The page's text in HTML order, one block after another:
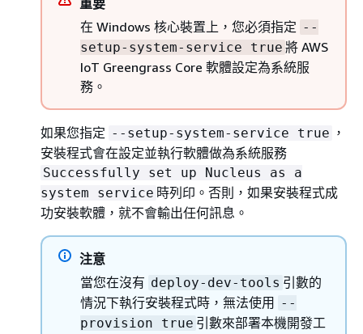
重要
在 Windows 核心裝置上，您必須指定 --
setup-system-service true 將 AWS
IoT Greengrass Core 軟體設定為系統服
務。
如果您指定 --setup-system-service true ，
安裝程式會在設定並執行軟體做為系統服務
Successfully set up Nucleus as a
system service 時列印。否則，如果安裝程式成
功安裝軟體，就不會輸出任何訊息。
注意
當您在沒有 deploy-dev-tools 引數的
情況下執行安裝程式時，無法使用
--
provision true 引數來部署本機開發工